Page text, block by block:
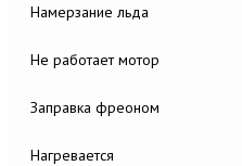
Намерзание льда
Не работает мотор
Заправка фреоном
Нагревается